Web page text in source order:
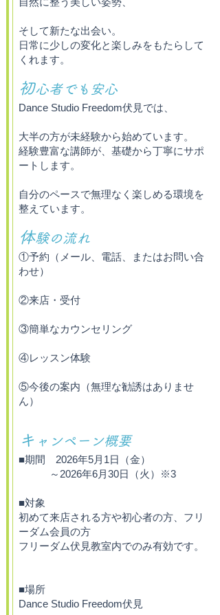
そして新たな出会い。
日常に少しの変化と楽しみをもたらして
くれます。
初心者でも安心
Dance Studio Freedom伏見では、
大半の方が未経験から始めています。
経験豊富な講師が、基礎から丁寧にサポ
ートします。
自分のペースで無理なく楽しめる環境を
整えています。
体験の流れ
①予約（メール、電話、またはお問い合
わせ）
②来店・受付
③簡単なカウンセリング
④レッスン体験
⑤今後の案内（無理な勧誘はありませ
ん）
キ ャンペーン概要
■期間 2026年5月1日（金）
～2026年6月30日（火）※3
■対象
初めて来店される方や初心者の方、フリ
ーダム会員の方
フリーダム伏見教室内でのみ有効です。
■場所
Dance Studio Freedom伏見